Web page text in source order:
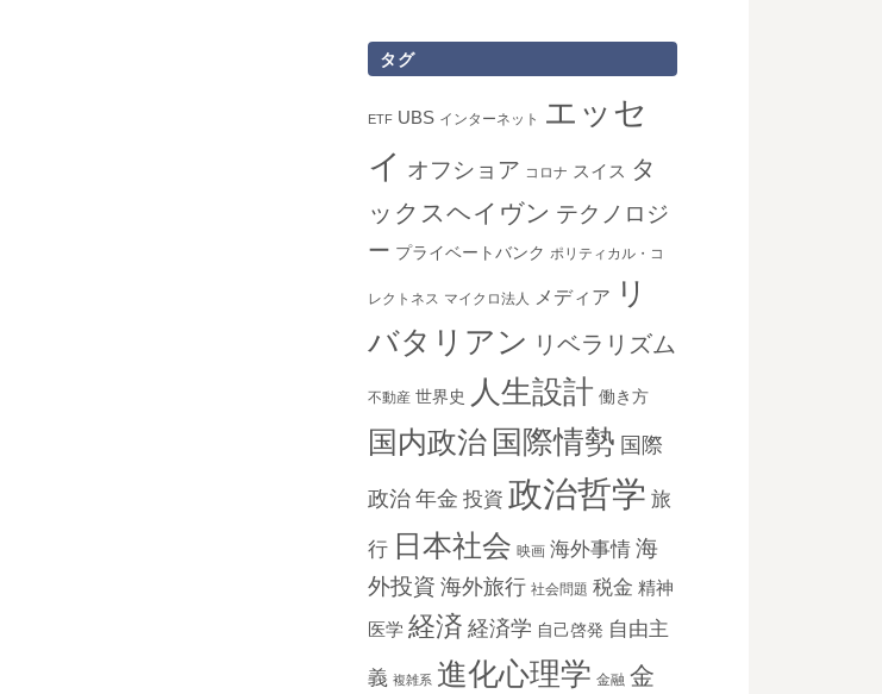
ブ
タグ
ETF UBS インターネット
エッセ
イ オフショア コロナ スイス タ
ックスヘイヴン テクノロジ
ー プライベートバンク ポリティカル・コ
レクトネス マイクロ法人 メディア
リ
バタリアン リベラリズム
不動産 世界史 人生設計 働き方
国内政治 国際情勢 国際
政治 年金 投資 政治哲学 旅
行 日本社会 映画 海外事情 海
外投資 海外旅行 社会問題 税金 精神
医学 経済 経済学 自己啓発 自由主
義 複雑系 進化心理学 金融 金